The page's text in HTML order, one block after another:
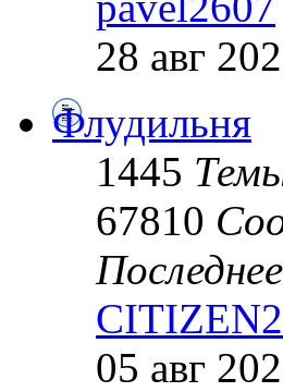
28 авг
Флудильня
1445
67810
05 авг